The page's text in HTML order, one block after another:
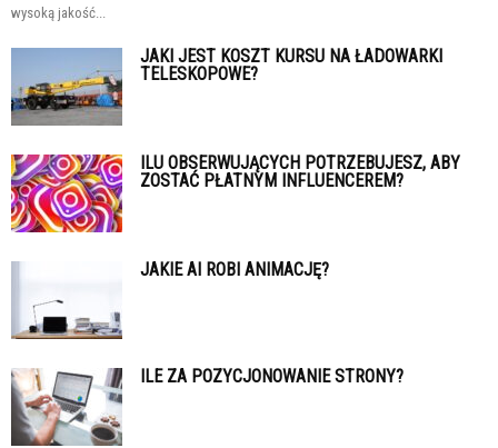
wysoką jakość...
JAKI JEST KOSZT KURSU NA ŁADOWARKI
TELESKOPOWE?
ILU OBSERWUJĄCYCH POTRZEBUJESZ, ABY
ZOSTAĆ PŁATNYM INFLUENCEREM?
JAKIE AI ROBI ANIMACJĘ?
ILE ZA POZYCJONOWANIE STRONY?